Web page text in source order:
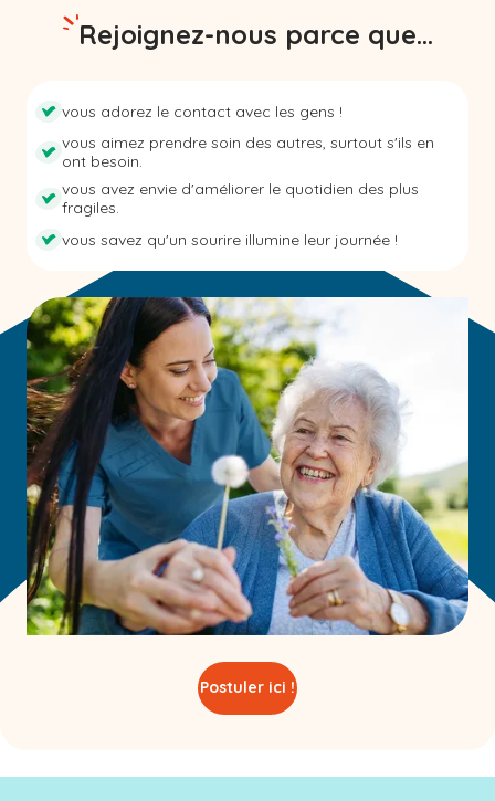
Rejoignez-nous parce que...
vous adorez le contact avec les gens !
vous aimez prendre soin des autres, surtout s'ils en
ont besoin.
vous avez envie d'améliorer le quotidien des plus
fragiles.
vous savez qu'un sourire illumine leur journée !
Postuler ici !